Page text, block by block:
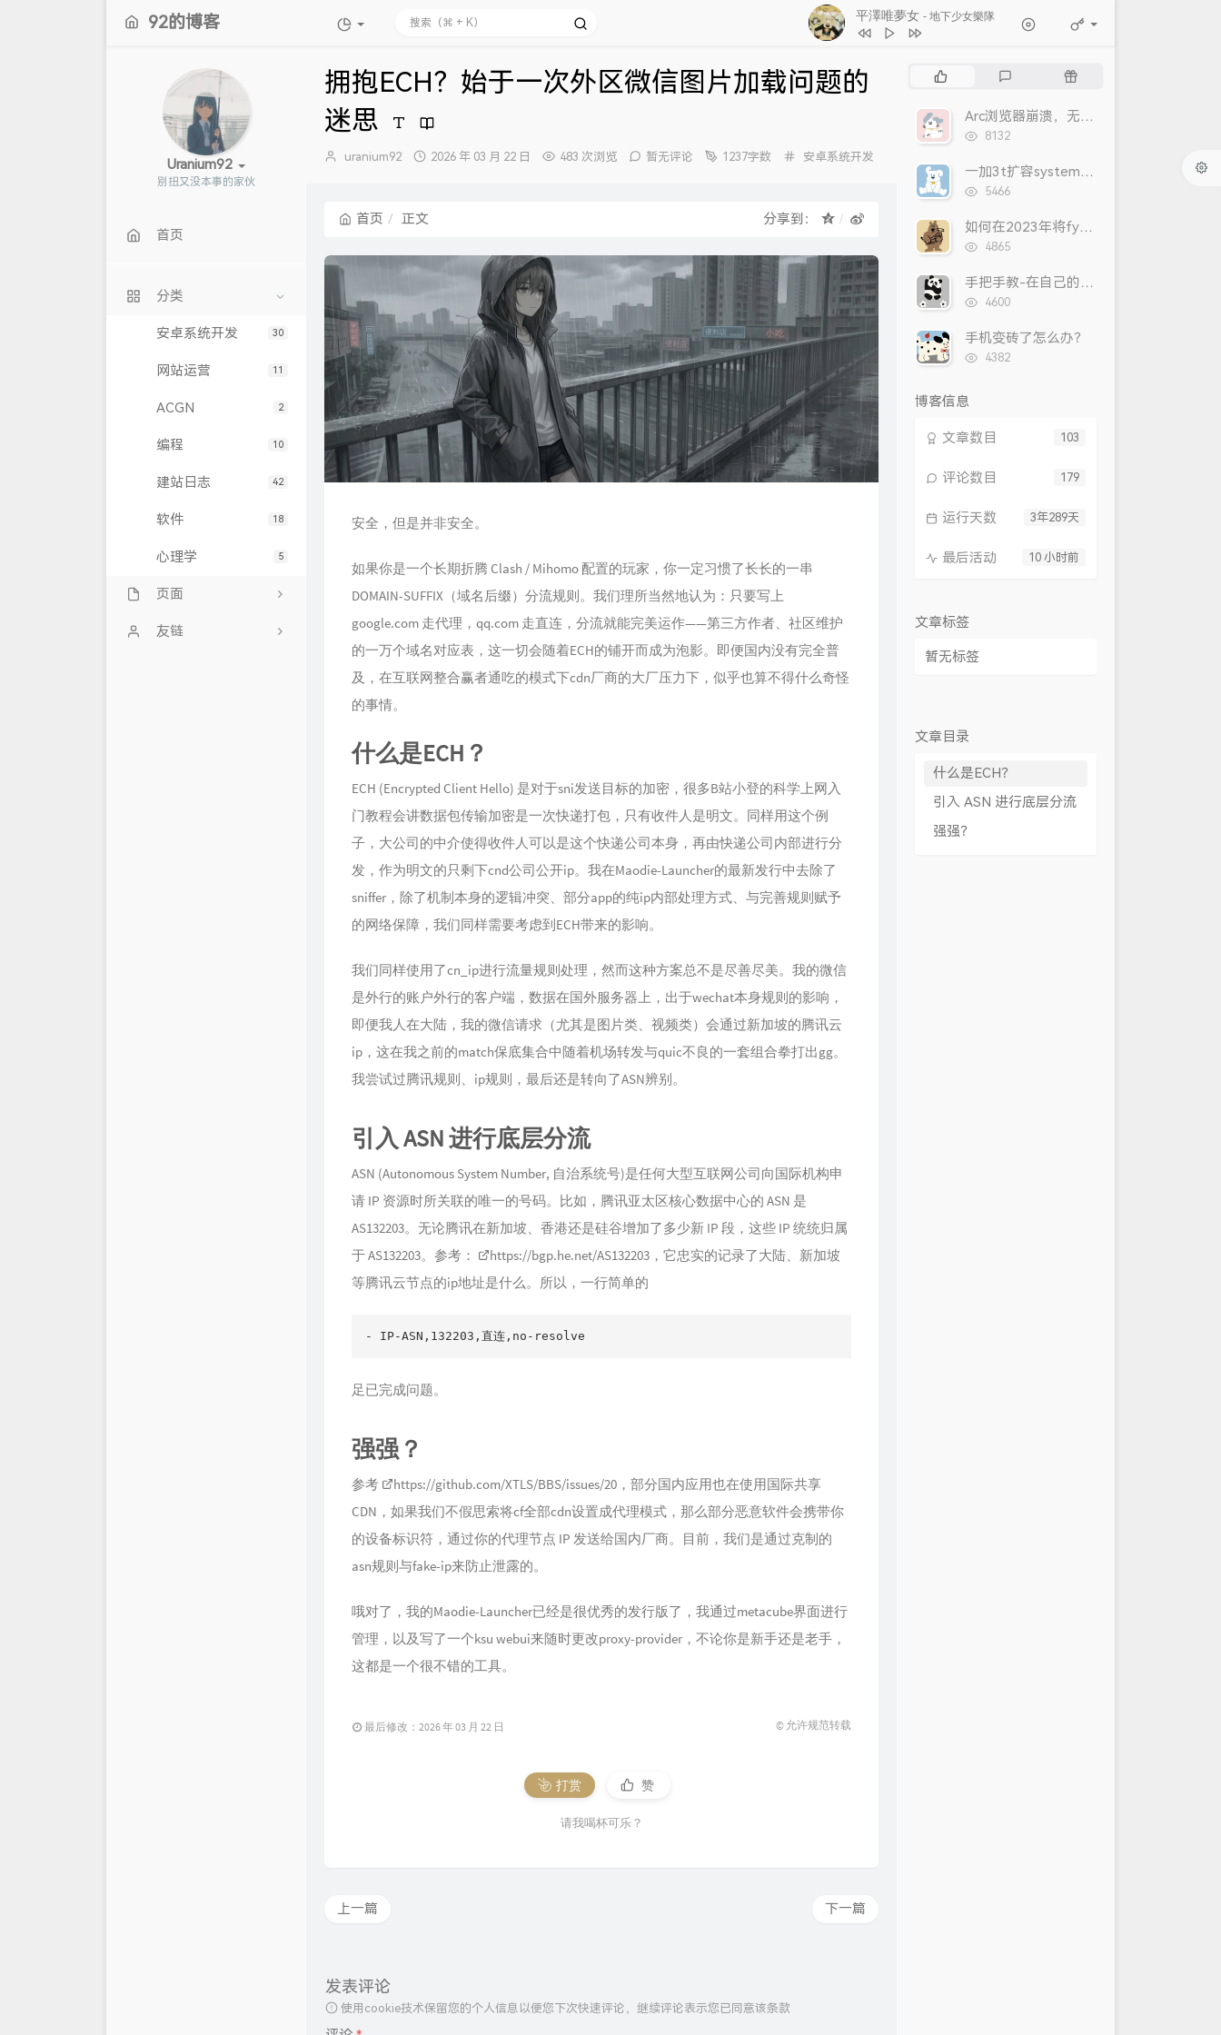
92的博客 平澤唯夢女 - 地下少女樂隊
2
イチジク煙
ずっと真夜中でいいのに。
地下少女樂隊
Can‘t read my mind
Werage瑞奇 / 地下少女樂隊
SASIOVERLXRD
SASIOVERLXRD
Uranium92
别扭又没本事的家伙
首页
分类
30
安卓系统开发
11
网站运营
2
ACGN
10
编程
42
建站日志
18
软件
5
心理学
页面
师大今天吃什么
友链
拥抱ECH？始于一次外区微信图片加载问题的
迷思
博
uranium92
发
2026 年 03 月 22 日 483 次浏览 暂无评论 1237字数
分
安卓系统开发
首页 正文 分享到：
安全，但是并非安全。
如果你是一个长期折腾 Clash / Mihomo 配置的玩家，你一定习惯了长长的一串
DOMAIN-SUFFIX（域名后缀）分流规则。我们理所当然地认为：只要写上
google.com 走代理，qq.com 走直连，分流就能完美运作——第三方作者、社区维护
的一万个域名对应表，这一切会随着ECH的铺开而成为泡影。即便国内没有完全普
及，在互联网整合赢者通吃的模式下cdn厂商的大厂压力下，似乎也算不得什么奇怪
的事情。
什么是ECH？
ECH (Encrypted Client Hello) 是对于sni发送目标的加密，很多B站小登的科学上网入
门教程会讲数据包传输加密是一次快递打包，只有收件人是明文。同样用这个例
子，大公司的中介使得收件人可以是这个快递公司本身，再由快递公司内部进行分
发，作为明文的只剩下cnd公司公开ip。我在Maodie-Launcher的最新发行中去除了
sniffer，除了机制本身的逻辑冲突、部分app的纯ip内部处理方式、与完善规则赋予
的网络保障，我们同样需要考虑到ECH带来的影响。
我们同样使用了cn_ip进行流量规则处理，然而这种方案总不是尽善尽美。我的微信
是外行的账户外行的客户端，数据在国外服务器上，出于wechat本身规则的影响，
即便我人在大陆，我的微信请求（尤其是图片类、视频类）会通过新加坡的腾讯云
ip，这在我之前的match保底集合中随着机场转发与quic不良的一套组合拳打出gg。
我尝试过腾讯规则、ip规则，最后还是转向了ASN辨别。
引入 ASN 进行底层分流
ASN (Autonomous System Number, 自治系统号)是任何大型互联网公司向国际机构申
请 IP 资源时所关联的唯一的号码。比如，腾讯亚太区核心数据中心的 ASN 是
AS132203。无论腾讯在新加坡、香港还是硅谷增加了多少新 IP 段，这些 IP 统统归属
于 AS132203。参考：
https://bgp.he.net/AS132203 ，它忠实的记录了大陆、新加坡
等腾讯云节点的ip地址是什么。所以，一行简单的
- IP-ASN,132203,直连,no-resolve
足已完成问题。
强强？
参考 https://github.com/XTLS/BBS/issues/20 ，部分国内应用也在使用国际共享
CDN，如果我们不假思索将cf全部cdn设置成代理模式，那么部分恶意软件会携带你
的设备标识符，通过你的代理节点 IP 发送给国内厂商。目前，我们是通过克制的
asn规则与fake-ip来防止泄露的。
哦对了，我的Maodie-Launcher已经是很优秀的发行版了，我通过metacube界面进行
管理，以及写了一个ksu webui来随时更改proxy-provider，不论你是新手还是老手，
这都是一个很不错的工具。
最后修改：2026 年 03 月 22 日 © 允许规范转载
打赏 赞
请我喝杯可乐？
下一篇
上一篇
发表评论
使用cookie技术保留您的个人信息以便您下次快速评论，继续评论表示您已同意该条款
文
评
随
文Arc浏览器崩溃，无法打开的解决方案
浏
次
8132
一加3t扩容system实录
浏
次
5466
如何在2023年将fydeOS/ChromeOS自带linux子系统更改为arch？
浏
次
4865
手把手教-在自己的服务器上运行psychopy线上实验
浏
次
数:
4600
手机变砖了怎么办？
浏
4382
博客信息
103
文章数目
179
评论数目
3年289天
运行天数
10 小时前
最后活动
文章标签
暂无标签
文章目录
什么是ECH？
引入 ASN 进行底层分流
强强？